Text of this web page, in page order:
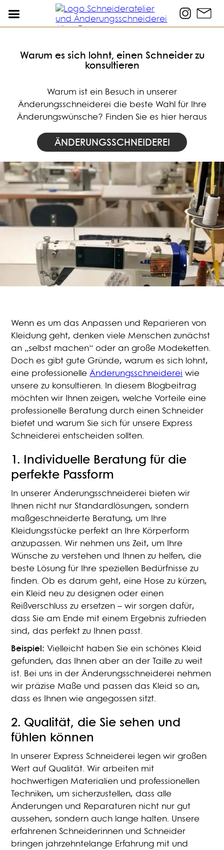
Warum es sich lohnt, einen Schneider zu
konsultieren
Warum ist ein Besuch in unserer
Änderungsschneiderei die beste Wahl für Ihre
Änderungswünsche? Finden Sie es hier heraus
ÄNDERUNGSSCHNEIDEREI
Wenn es um das Anpassen und Reparieren von
Kleidung geht, denken viele Menschen zunächst
an „selbst machen“ oder an große Modeketten.
Doch es gibt gute Gründe, warum es sich lohnt,
eine professionelleÄnderungsschneiderei wie
unsere zu konsultieren. In diesem Blogbeitrag
möchten wir Ihnen zeigen, welche Vorteile eine
professionelle Beratung durch einen Schneider
bietet und warum Sie sich für unsere Express
Schneiderei entscheiden sollten.
1. Individuelle Beratung für die
perfekte Passform
In unserer Änderungsschneiderei bieten wir
Ihnen nicht nur Standardlösungen, sondern
maßgeschneiderte Beratung, um Ihre
Kleidungsstücke perfekt an Ihre Körperform
anzupassen. Wir nehmen uns Zeit, um Ihre
Wünsche zu verstehen und Ihnen zu helfen, die
beste Lösung für Ihre speziellen Bedürfnisse zu
finden. Ob es darum geht, eine Hose zu kürzen,
ein Kleid neu zu designen oder einen
Reißverschluss zu ersetzen – wir sorgen dafür,
dass Sie am Ende mit einem Ergebnis zufrieden
sind, das perfekt zu Ihnen passt.
Beispiel: Vielleicht haben Sie ein schönes Kleid
gefunden, das Ihnen aber an der Taille zu weit
ist. Bei uns in der Änderungsschneiderei nehmen
wir präzise Maße und passen das Kleid so an,
dass es Ihnen wie angegossen sitzt.
2. Qualität, die Sie sehen und
fühlen können
In unserer Express Schneiderei legen wir großen
Wert auf Qualität. Wir arbeiten mit
hochwertigen Materialien und professionellen
Techniken, um sicherzustellen, dass alle
Änderungen und Reparaturen nicht nur gut
aussehen, sondern auch lange halten. Unsere
erfahrenen Schneiderinnen und Schneider
bringen jahrzehntelange Erfahrung mit und